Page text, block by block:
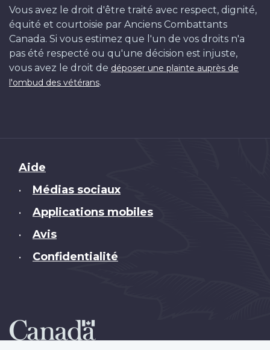
Vous avez le droit d'être traité avec respect, dignité,
équité et courtoisie par Anciens Combattants
Canada. Si vous estimez que l'un de vos droits n'a
pas été respecté ou qu'une décision est injuste,
vous avez le droit de déposer une plainte auprès de
l'ombud des vétérans.
Brand
Aide
• Médias sociaux
• Applications mobiles
• Avis
• Confidentialité